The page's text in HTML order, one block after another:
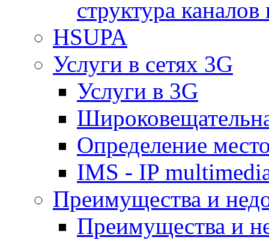
структура
HSUPA
Услуги в сетях 3G
Услуги в 3G
Определение
IMS - IP
Преимущества и
Преимущества и